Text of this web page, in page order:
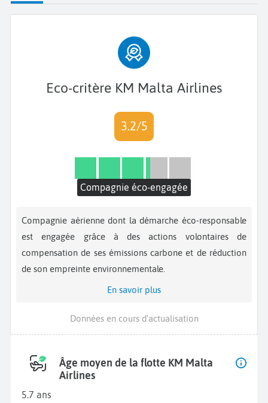
Eco-critère KM Malta Airlines
3.2/5
Compagnie éco-engagée
Compagnie aérienne dont la démarche éco-responsable
est engagée grâce à des actions volontaires de
compensation de ses émissions carbone et de réduction
de son empreinte environnementale.
En savoir plus
Données en cours d’actualisation
Âge moyen de la flotte KM Malta
Airlines
5.7 ans